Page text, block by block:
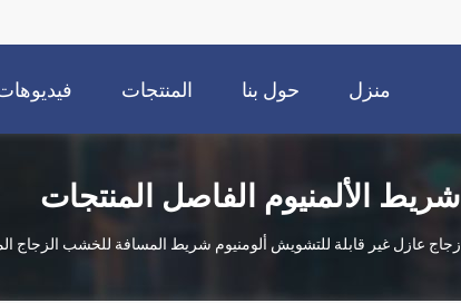
منزل حول بنا المنتجات
شريط الألمنيوم الفاصل المنتجات
زجاج عازل غير قابلة للتشويش ألومنيوم شريط المسافة للخشب الزجاج